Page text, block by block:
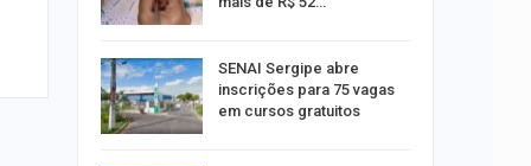
SENAI Sergipe abre
inscrições para 75 vagas
em cursos gratuitos